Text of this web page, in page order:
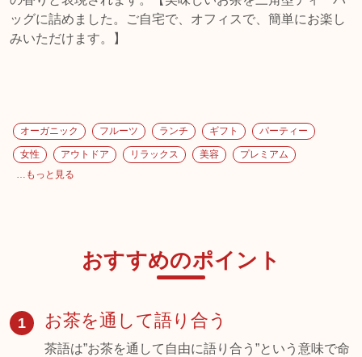
ッグに詰めました。ご自宅で、オフィスで、簡単にお楽し
みいただけます。】
オーガニック フルーツ ランチ ギフト パーティー
女性 アウトドア リラックス 美容
プレミアム
…もっと見る
おすすめのポイント
1 お茶を通して語り合う
茶語は”お茶を通して自由に語り合う”という意味で命